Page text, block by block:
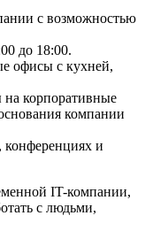
с возможностью
до 18:00.
офисы с кухней,
корпоративные
компании
конференциях и
IT-компании,
с людьми,